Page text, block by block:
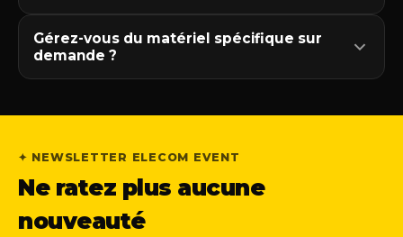
Gérez-vous du matériel spécifique sur
demande ?
✦ NEWSLETTER ELECOM EVENT
Ne ratez plus aucune
nouveauté